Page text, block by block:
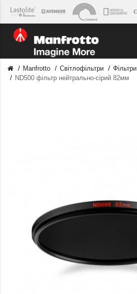
Manfrotto Світлофільтри Фільтри
ND500 фільтр нейтрально-сірий 82мм